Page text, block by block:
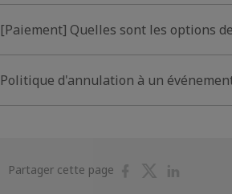
[Paiement] Quelles sont les options
Politique d'annulation à un
Partager cette page
PartagerPartager